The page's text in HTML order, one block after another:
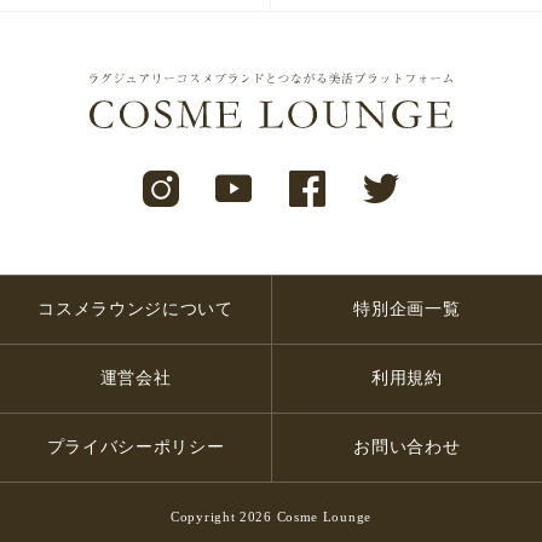
コスメラウンジについて 特別企画一覧
運営会社 利用規約
プライバシーポリシー お問い合わせ
Copyright 2026 Cosme Lounge